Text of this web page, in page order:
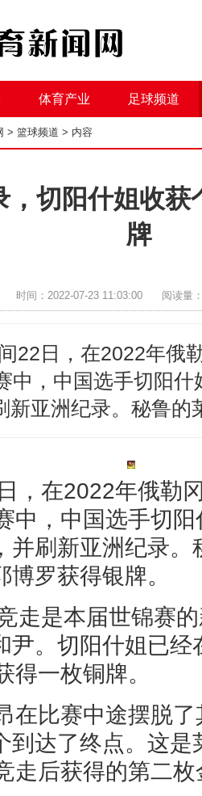
体育产业 足球频道
> 篮球频道 > 内容
，切阳什姐收
牌
时间：2022-07-23 11:03:00 阅读量
22日，在2022年俄
中，中国选手切阳
新亚洲纪录。秘鲁的
，在2022年俄勒
中，中国选手切
并刷新亚洲纪录。
罗获得银牌。
走是本届世锦赛
尹。切阳什姐已经
得一枚铜牌。
在比赛中途摆脱
到达了终点。这
走后获得的第二枚